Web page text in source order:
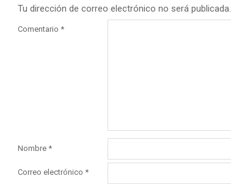
Tu dirección de correo electrónico no será publicada.
Comentario *
Nombre *
Correo electrónico *